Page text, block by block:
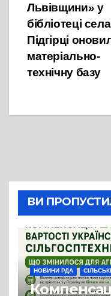
Львівщини» у
бібліотеці села
Підгірці
матеріально-
технічну базу
ВИ
НОВИНИ РДА